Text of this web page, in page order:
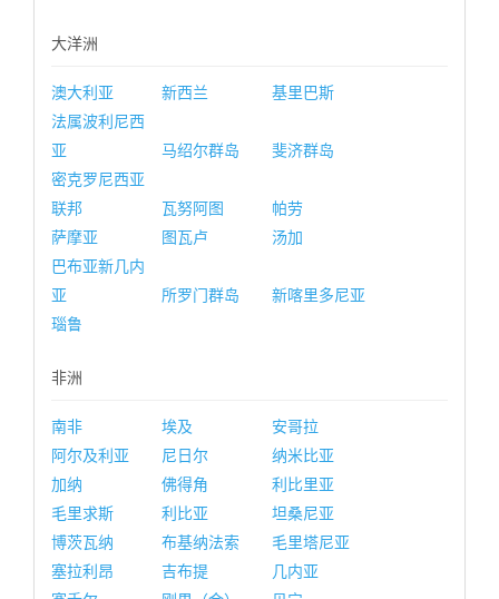
大洋洲
澳大利亚 新西兰
基里巴斯
法属波利尼西
亚
马绍尔群岛
斐济群岛
密克罗尼西亚
联邦
瓦努阿图
帕劳
萨摩亚
图瓦卢
汤加
巴布亚新几内
亚
所罗门群岛
新喀里多尼亚
瑙鲁
非洲
南非 埃及
安哥拉
阿尔及利亚
尼日尔
纳米比亚
加纳
佛得角
利比里亚
毛里求斯
利比亚
坦桑尼亚
博茨瓦纳
布基纳法索
毛里塔尼亚
塞拉利昂
吉布提
几内亚